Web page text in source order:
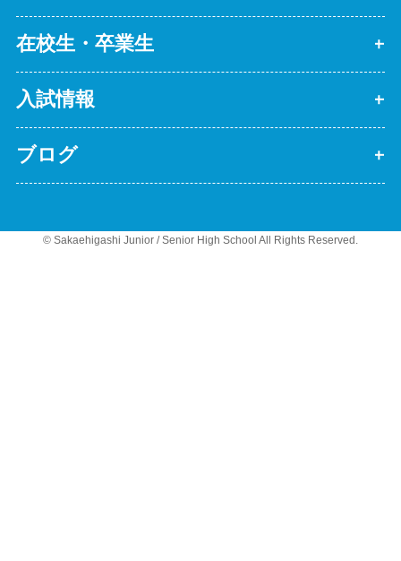
在校生・卒業生
入試情報
ブログ
© Sakaehigashi Junior / Senior High School All Rights Reserved.